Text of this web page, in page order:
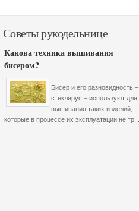
Советы рукодельнице
Какова техника вышивания
бисером?
Бисер и его разновидность –
стеклярус – используют для
вышивания таких изделий,
которые в процессе их эксплуатации не тр...